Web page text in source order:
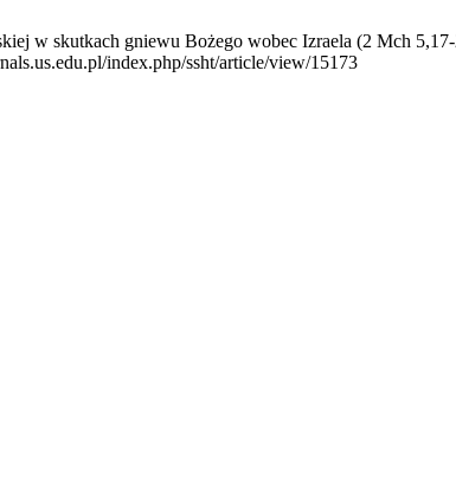
w skutkach gniewu Bożego wobec Izraela (2 Mch
index.php/ssht/article/view/15173